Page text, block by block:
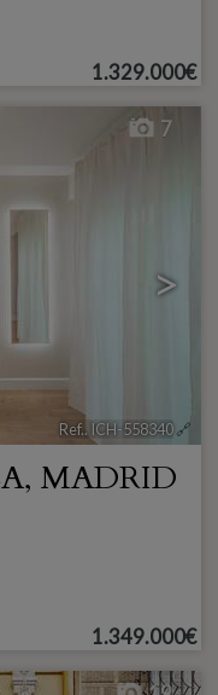
1.329.000€
>
7
Ref.. ICH-558340🔗
, MADRID
1.349.000€